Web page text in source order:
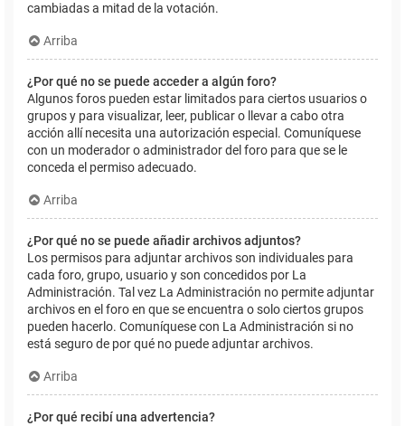
cambiadas a mitad de la votación.
Arriba
¿Por qué no se puede acceder a algún foro?
Algunos foros pueden estar limitados para ciertos usuarios o
grupos y para visualizar, leer, publicar o llevar a cabo otra
acción allí necesita una autorización especial. Comuníquese
con un moderador o administrador del foro para que se le
conceda el permiso adecuado.
Arriba
¿Por qué no se puede añadir archivos adjuntos?
Los permisos para adjuntar archivos son individuales para
cada foro, grupo, usuario y son concedidos por La
Administración. Tal vez La Administración no permite adjuntar
archivos en el foro en que se encuentra o solo ciertos grupos
pueden hacerlo. Comuníquese con La Administración si no
está seguro de por qué no puede adjuntar archivos.
Arriba
¿Por qué recibí una advertencia?